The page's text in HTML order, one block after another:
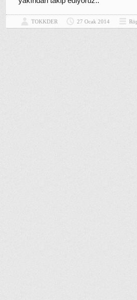
TOKKDER 27 Ocak 2014